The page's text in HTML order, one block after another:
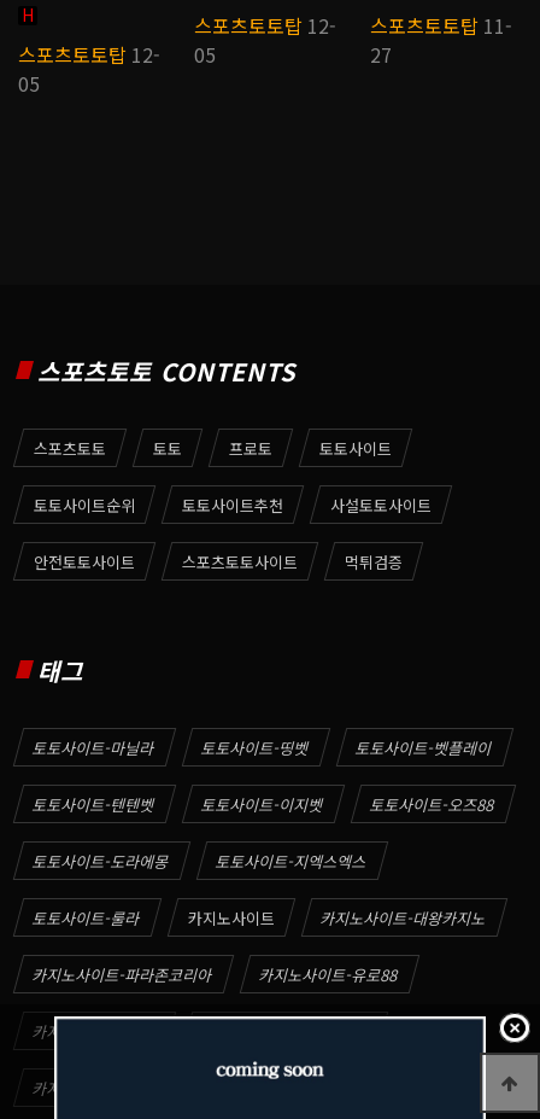
H
스포츠토토탑 12-
05
스포츠토토탑 12-
05
스포츠토토탑 11-
27
스포츠토토 CONTENTS
스포츠토토 토토 프로토 토토사이트
토토사이트순위 토토사이트추천 사설토토사이트
안전토토사이트 스포츠토토사이트 먹튀검증
태그
토토사이트-마닐라 토토사이트-띵벳 토토사이트-벳플레이
토토사이트-텐텐벳 토토사이트-이지벳 토토사이트-오즈88
토토사이트-도라에몽 토토사이트-지엑스엑스
토토사이트-룰라 카지노사이트 카지노사이트-대왕카지노
카지노사이트-파라존코리아 카지노사이트-유로88
카지노사이트-빅벳
카지노사이트-솔카지노